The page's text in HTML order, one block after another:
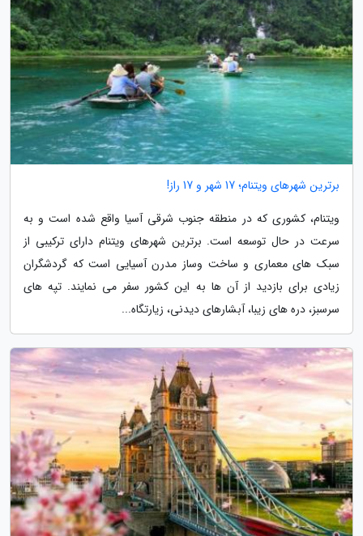
برترین شهرهای ویتنام؛ 17 شهر و 17 راز!
ویتنام، کشوری که در منطقه جنوب شرقی آسیا واقع شده است و به
سرعت در حال توسعه است. برترین شهرهای ویتنام دارای ترکیبی از
سبک های معماری و ساخت وساز مدرن آسیایی است که گردشگران
زیادی برای بازدید از آن ها به این کشور سفر می نمایند. تپه های
سرسبز، دره های زیبا، آبشارهای دیدنی، زیارتگاه...